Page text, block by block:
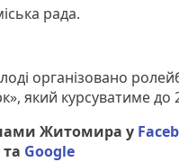
рада.
організовано
який курсуватиме до
Житомира у
та Google